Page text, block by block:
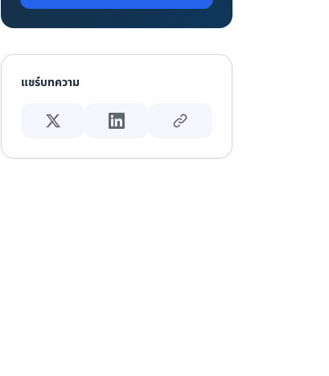
แชร์บทความ